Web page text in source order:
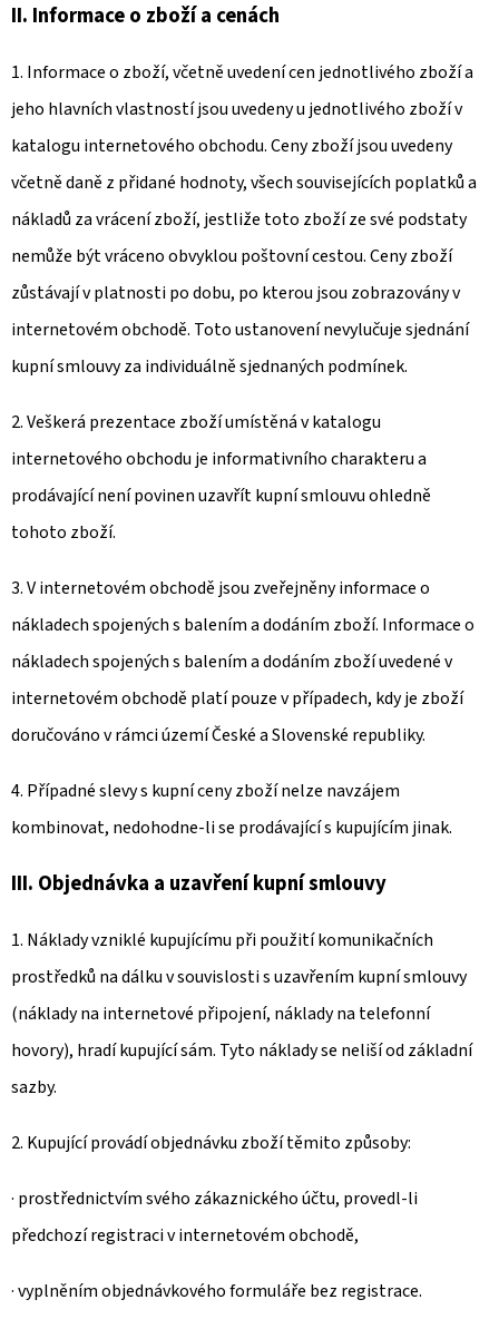
II. Informace o zboží a cenách
1. Informace o zboží, včetně uvedení cen jednotlivého zboží a
jeho hlavních vlastností jsou uvedeny u jednotlivého zboží v
katalogu internetového obchodu. Ceny zboží jsou uvedeny
včetně daně z přidané hodnoty, všech souvisejících poplatků a
nákladů za vrácení zboží, jestliže toto zboží ze své podstaty
nemůže být vráceno obvyklou poštovní cestou. Ceny zboží
zůstávají v platnosti po dobu, po kterou jsou zobrazovány v
internetovém obchodě. Toto ustanovení nevylučuje sjednání
kupní smlouvy za individuálně sjednaných podmínek.
2. Veškerá prezentace zboží umístěná v katalogu
internetového obchodu je informativního charakteru a
prodávající není povinen uzavřít kupní smlouvu ohledně
tohoto zboží.
3. V internetovém obchodě jsou zveřejněny informace o
nákladech spojených s balením a dodáním zboží. Informace o
nákladech spojených s balením a dodáním zboží uvedené v
internetovém obchodě platí pouze v případech, kdy je zboží
doručováno v rámci území České a Slovenské republiky.
4. Případné slevy s kupní ceny zboží nelze navzájem
kombinovat, nedohodne-li se prodávající s kupujícím jinak.
III. Objednávka a uzavření kupní smlouvy
1. Náklady vzniklé kupujícímu při použití komunikačních
prostředků na dálku v souvislosti s uzavřením kupní smlouvy
(náklady na internetové připojení, náklady na telefonní
hovory), hradí kupující sám. Tyto náklady se neliší od základní
sazby.
2. Kupující provádí objednávku zboží těmito způsoby:
· prostřednictvím svého zákaznického účtu, provedl-li
předchozí registraci v internetovém obchodě,
· vyplněním objednávkového formuláře bez registrace.